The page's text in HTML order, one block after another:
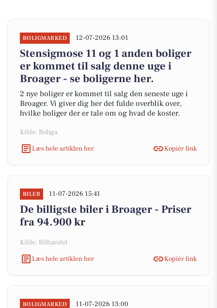
BOLIGMARKED 12-07-2026 13:01
Stensigmose 11 og 1 anden boliger
er kommet til salg denne uge i
Broager - se boligerne her.
2 nye boliger er kommet til salg den seneste uge i
Broager. Vi giver dig her det fulde overblik over,
hvilke boliger der er tale om og hvad de koster.
Kilde: Boliga
Læs hele artiklen her
Kopiér link
BILER 11-07-2026 15:41
De billigste biler i Broager - Priser
fra 94.900 kr
Kilde: Bilhandel
Læs hele artiklen her
Kopiér link
BOLIGMARKED 11-07-2026 13:00